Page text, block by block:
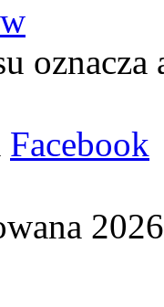
oznacza
Facebook